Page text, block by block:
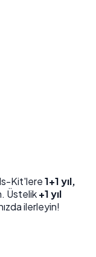
Kit'lere1+1 yıl,
Üstelik+1 yıl
ilerleyin!